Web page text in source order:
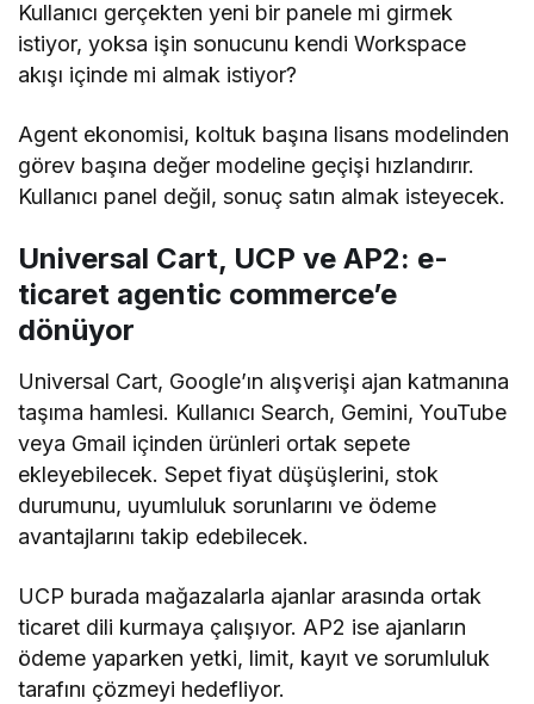
Kullanıcı gerçekten yeni bir panele mi girmek
istiyor, yoksa işin sonucunu kendi Workspace
akışı içinde mi almak istiyor?
Agent ekonomisi, koltuk başına lisans modelinden
görev başına değer modeline geçişi hızlandırır.
Kullanıcı panel değil, sonuç satın almak isteyecek.
Universal Cart, UCP ve AP2: e-
ticaret agentic commerce’e
dönüyor
Universal Cart, Google’ın alışverişi ajan katmanına
taşıma hamlesi. Kullanıcı Search, Gemini, YouTube
veya Gmail içinden ürünleri ortak sepete
ekleyebilecek. Sepet fiyat düşüşlerini, stok
durumunu, uyumluluk sorunlarını ve ödeme
avantajlarını takip edebilecek.
UCP burada mağazalarla ajanlar arasında ortak
ticaret dili kurmaya çalışıyor. AP2 ise ajanların
ödeme yaparken yetki, limit, kayıt ve sorumluluk
tarafını çözmeyi hedefliyor.